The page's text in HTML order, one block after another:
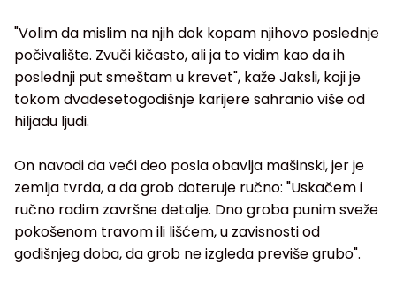
"Volim da mislim na njih dok kopam njihovo poslednje
počivalište. Zvuči kičasto, ali ja to vidim kao da ih
poslednji put smeštam u krevet", kaže Jaksli, koji je
tokom dvadesetogodišnje karijere sahranio više od
hiljadu ljudi.
On navodi da veći deo posla obavlja mašinski, jer je
zemlja tvrda, a da grob doteruje ručno: "Uskačem i
ručno radim završne detalje. Dno groba punim sveže
pokošenom travom ili lišćem, u zavisnosti od
godišnjeg doba, da grob ne izgleda previše grubo".